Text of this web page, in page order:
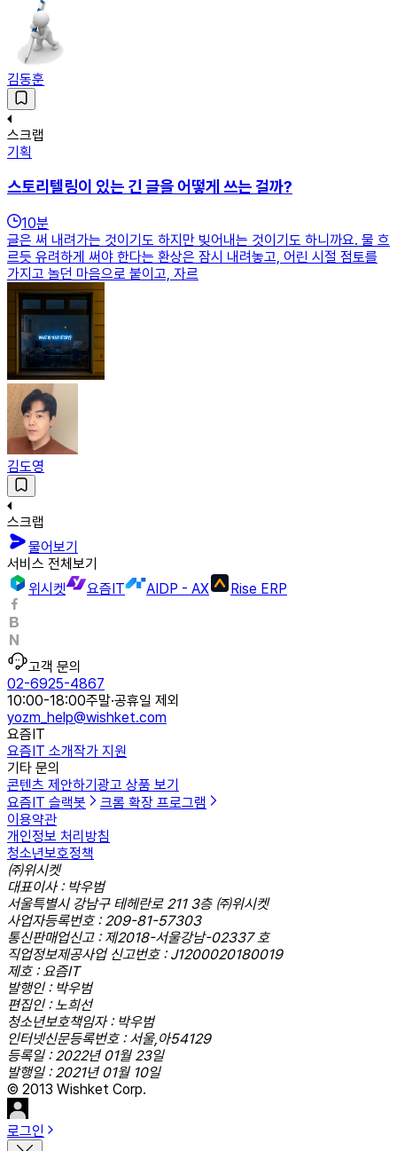
김동훈
스크랩
기획
스토리텔링이 있는 긴 글을 어떻게 쓰는 걸까?
10분
글은 써 내려가는 것이기도 하지만 빚어내는 것이기도 하니까요. 물 흐
르듯 유려하게 써야 한다는 환상은 잠시 내려놓고, 어린 시절 점토를
가지고 놀던 마음으로 붙이고, 자르
김도영
스크랩
물어보기
서비스 전체보기
위시켓
요즘IT AIDP - AX Rise ERP
고객 문의
02-6925-4867
10:00-18:00주말·공휴일 제외
yozm_help@wishket.com
요즘IT
요즘IT 소개작가 지원
기타 문의
콘텐츠 제안하기 광고 상품 보기
요즘IT 슬랙봇
크롬 확장 프로그램
이용약관
개인정보 처리방침
청소년보호정책
㈜위시켓
대표이사 : 박우범
서울특별시 강남구 테헤란로 211 3층 ㈜위시켓
사업자등록번호 : 209-81-57303
통신판매업신고 : 제2018-서울강남-02337 호
직업정보제공사업 신고번호 : J1200020180019
제호 : 요즘IT
발행인 : 박우범
편집인 : 노희선
청소년보호책임자 : 박우범
인터넷신문등록번호 : 서울,아54129
등록일 : 2022년 01월 23일
발행일 : 2021년 01월 10일
© 2013 Wishket Corp.
로그인